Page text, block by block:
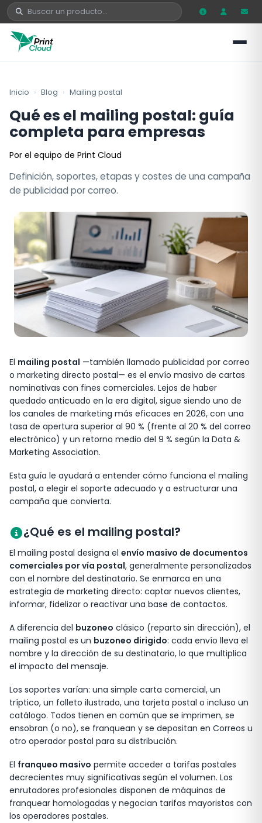
Inicio › Blog › Mailing postal
Qué es el mailing postal: guía
completa para empresas
Por el equipo de Print Cloud
Definición, soportes, etapas y costes de una campaña
de publicidad por correo.
El mailing postal —también llamado publicidad por correo
o marketing directo postal— es el envío masivo de cartas
nominativas con fines comerciales. Lejos de haber
quedado anticuado en la era digital, sigue siendo uno de
los canales de marketing más eficaces en 2026, con una
tasa de apertura superior al 90 % (frente al 20 % del correo
electrónico) y un retorno medio del 9 % según la Data &
Marketing Association.
Esta guía le ayudará a entender cómo funciona el mailing
postal, a elegir el soporte adecuado y a estructurar una
campaña que convierta.
¿Qué es el mailing postal?
El mailing postal designa el envío masivo de documentos
comerciales por vía postal, generalmente personalizados
con el nombre del destinatario. Se enmarca en una
estrategia de marketing directo: captar nuevos clientes,
informar, fidelizar o reactivar una base de contactos.
A diferencia del buzoneo clásico (reparto sin dirección), el
mailing postal es un buzoneo dirigido: cada envío lleva el
nombre y la dirección de su destinatario, lo que multiplica
el impacto del mensaje.
Los soportes varían: una simple carta comercial, un
tríptico, un folleto ilustrado, una tarjeta postal o incluso un
catálogo. Todos tienen en común que se imprimen, se
ensobran (o no), se franquean y se depositan en Correos u
otro operador postal para su distribución.
El franqueo masivo permite acceder a tarifas postales
decrecientes muy significativas según el volumen. Los
enrutadores profesionales disponen de máquinas de
franquear homologadas y negocian tarifas mayoristas con
los operadores postales.